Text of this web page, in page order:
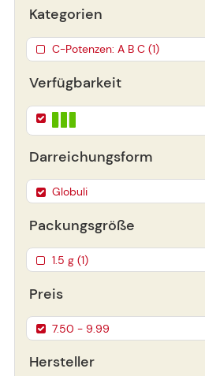
Verfügbarkeit
Darreichungsform
Globuli
Packungsgröße
1.5 g (1)
Preis
7.50 - 9.99
Hersteller
Kategorien
C-Potenzen: A B C (1)